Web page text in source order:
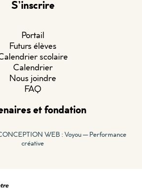
S’inscrire
Portail
Futurs élèves
scolaire
Calendrier
Nous joindre
FAQ
et fondation
WEB : Voyou — Performance
créative